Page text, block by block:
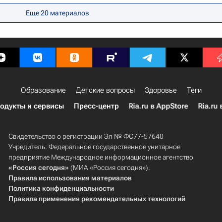
Еще 20 материалов
Образование Детские вопросы Здоровье
Теги
и сервисы Пресс-центр Ria.ru в AppStore Ria.ru
Свидетельство о регистрации Эл № ФС77-57640
Учредитель: Федеральное государственное унитарное
предприятие Международное информационное агентство
«Россия сегодня» (МИА «Россия сегодня»).
Правила использования материалов
Политика конфиденциальности
Правила применения рекомендательных технологий